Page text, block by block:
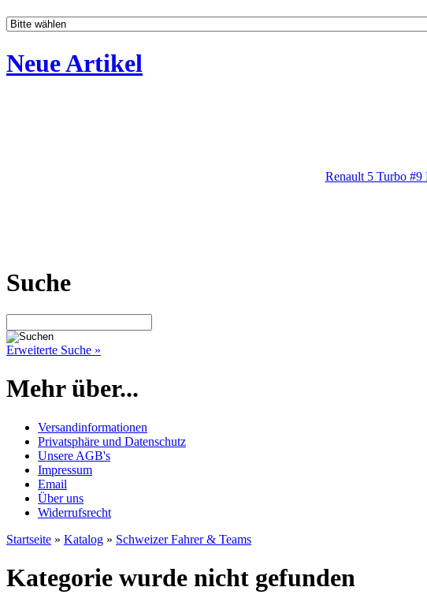
Neue Artikel
Renault 5 Turbo
Suche
Erweiterte Suche »
Mehr über...
Versandinformationen
Privatsphäre und Datenschutz
Unsere AGB's
Impressum
Email
Über uns
Widerrufsrecht
Startseite » Katalog » Schweizer Fahrer & Teams
Kategorie wurde nicht gefunden